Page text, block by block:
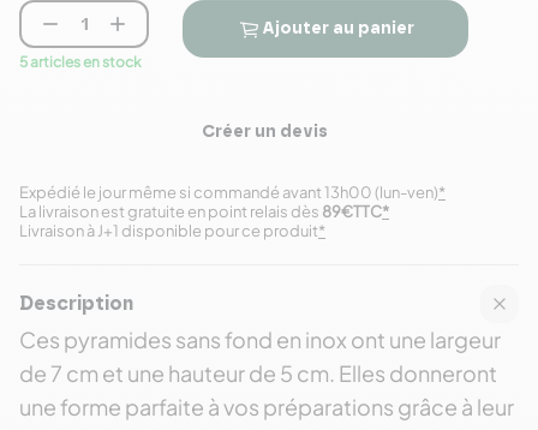
 
5 articles en stock
Ajouter au panier
Créer un devis
Expédié le jour même si commandé avant 13h00 (lun-ven)*
Livraison à J+1 disponible pour ce produit*
La livraison est gratuite en point relais dès 89€TTC*
Description
Ces pyramides sans fond en inox ont une largeur
de 7 cm et une hauteur de 5 cm. Elles donneront
une forme parfaite à vos préparations grâce à leur